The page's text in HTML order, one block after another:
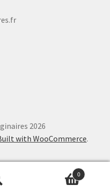
2026
with WooCommerce.
0